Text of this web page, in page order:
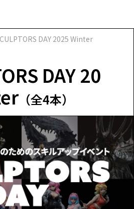
DAY 2025 Winter
DAY 20
（全4本）